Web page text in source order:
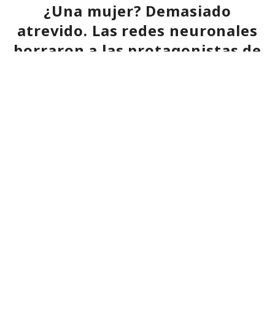
¿Una mujer? Demasiado
atrevido. Las redes neuronales
borraron a las protagonistas de